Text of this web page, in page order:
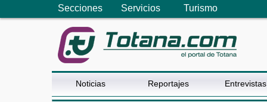
Secciones Servicios Turismo
Noticias Reportajes Entrevistas